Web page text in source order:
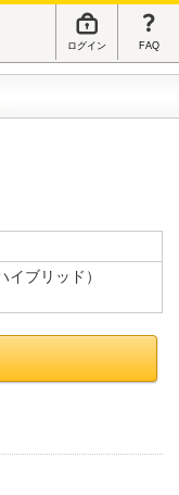
ログイン FAQ
ブリッド）